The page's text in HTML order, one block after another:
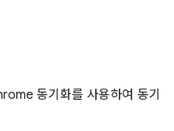
동기화를 사용하여 동기